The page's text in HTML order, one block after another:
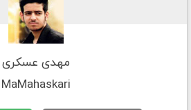
مهدی عسکری
MaMahaskari